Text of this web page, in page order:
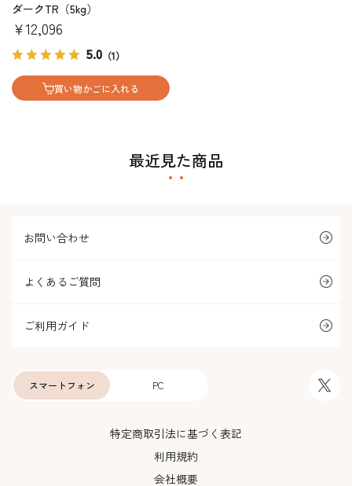
ダークTR（5kg）
￥12,096
5.0 （1）
買い物かごに入れる
最近見た商品
お問い合わせ
よくあるご質問
ご利用ガイド
PC
スマートフォン
特定商取引法に基づく表記
利用規約
会社概要